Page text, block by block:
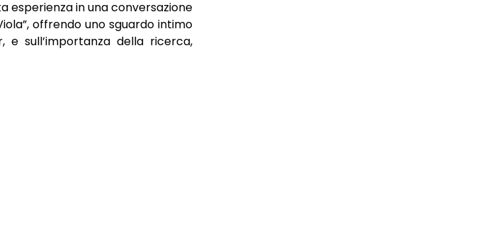
esperienza in una conversazione
offrendo uno sguardo intimo
sull’importanza della ricerca,